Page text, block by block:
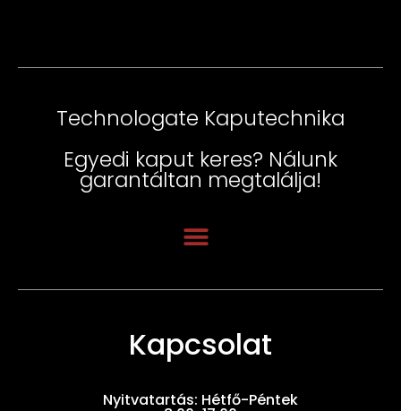
Technologate Kaputechnika
Egyedi kaput keres? Nálunk
garantáltan megtalálja!
Kapcsolat
Nyitvatartás: Hétfő-Péntek